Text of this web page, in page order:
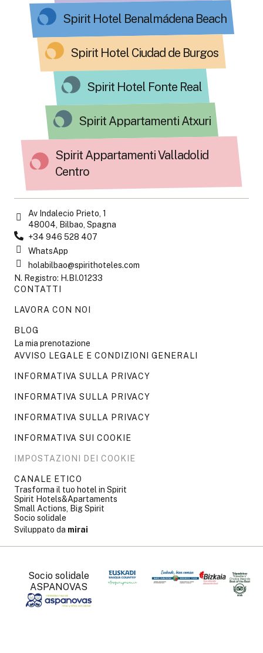
Spirit Hotel Benalmádena Beach
Spirit Hotel Ciudad de Burgos
Spirit Hotel Fonte Real
Spirit Appartamenti Atxuri
Spirit Appartamenti Valladolid
Centro
Av Indalecio Prieto, 1
48004, Bilbao, Spagna
+34 946 528 407
WhatsApp
holabilbao@spirithoteles.com
N. Registro: H.BI.01233
CONTATTI
LAVORA CON NOI
BLOG
La mia prenotazione
AVVISO LEGALE E CONDIZIONI GENERALI
INFORMATIVA SULLA PRIVACY
INFORMATIVA SULLA PRIVACY
INFORMATIVA SULLA PRIVACY
INFORMATIVA SUI COOKIE
IMPOSTAZIONI DEI COOKIE
CANALE ETICO
Trasforma il tuo hotel in Spirit
Spirit Hotels&Apartaments
Small Actions, Big Spirit
Socio solidale
Sviluppato da mirai
Socio solidale
ASPANOVAS